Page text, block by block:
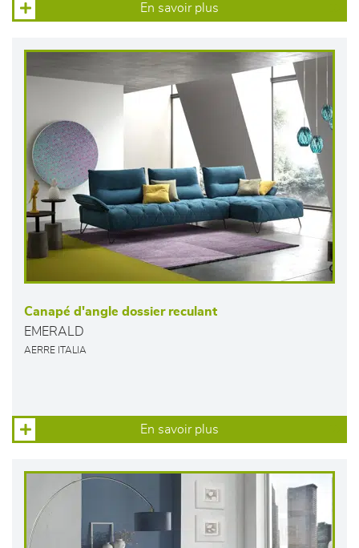
En savoir plus
Canapé d'angle dossier reculant
EMERALD
AERRE ITALIA
En savoir plus